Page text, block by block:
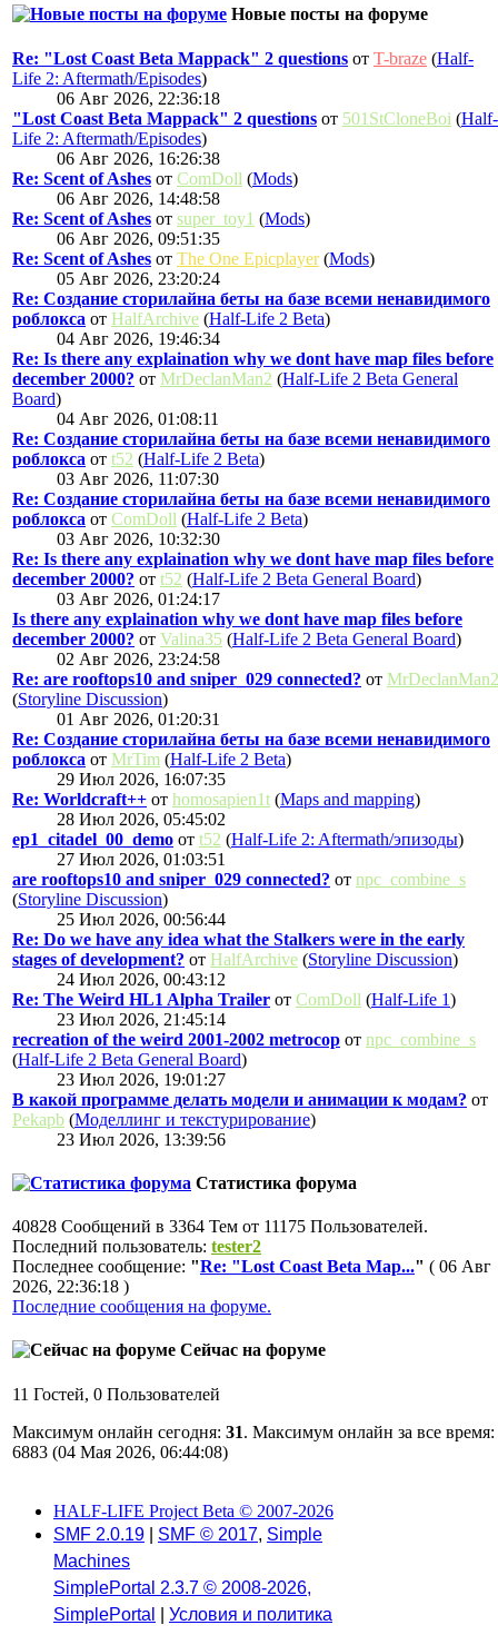
Новые посты на форуме
Re: "Lost Coast Beta Mappack" 2 questions от T-braze (Half-
Life 2: Aftermath/Episodes)
06 Авг 2026, 22:36:18
"Lost Coast Beta Mappack" 2 questions от 501StCloneBoi (Half-
Life 2: Aftermath/Episodes)
06 Авг 2026, 16:26:38
Re: Scent of Ashes от ComDoll (Mods)
06 Авг 2026, 14:48:58
Re: Scent of Ashes от super_toy1 (Mods)
06 Авг 2026, 09:51:35
Re: Scent of Ashes от The One Epicplayer(Mods)
05 Авг 2026, 23:20:24
Re: Создание сторилайна беты на базе всеми ненавидимого
роблокса от HalfArchive (Half-Life 2 Beta)
04 Авг 2026, 19:46:34
Re: Is there any explaination why we dont have map files before
december 2000? от MrDeclanMan2 (Half-Life 2 Beta General
Board)
04 Авг 2026, 01:08:11
Re: Создание сторилайна беты на базе всеми ненавидимого
роблокса от t52 (Half-Life 2 Beta)
03 Авг 2026, 11:07:30
Re: Создание сторилайна беты на базе всеми ненавидимого
роблокса от ComDoll (Half-Life 2 Beta)
03 Авг 2026, 10:32:30
Re: Is there any explaination why we dont have map files before
december 2000? от t52 (Half-Life 2 Beta General Board)
03 Авг 2026, 01:24:17
Is there any explaination why we dont have map files before
december 2000? от Valina35 (Half-Life 2 Beta General Board)
02 Авг 2026, 23:24:58
Re: are rooftops10 and sniper_029 connected? от MrDeclanMan2
(Storyline Discussion)
01 Авг 2026, 01:20:31
Re: Создание сторилайна беты на базе всеми ненавидимого
роблокса от MrTim (Half-Life 2 Beta)
29 Июл 2026, 16:07:35
Re: Worldcraft++ от homosapien1t (Maps and mapping)
28 Июл 2026, 05:45:02
ep1_citadel_00_demo от t52 (Half-Life 2: Aftermath/эпизоды)
27 Июл 2026, 01:03:51
are rooftops10 and sniper_029 connected? от npc_combine_s
(Storyline Discussion)
25 Июл 2026, 00:56:44
Re: Do we have any idea what the Stalkers were in the early
stages of development? от HalfArchive (Storyline Discussion)
24 Июл 2026, 00:43:12
Re: The Weird HL1 Alpha Trailer от ComDoll (Half-Life 1)
23 Июл 2026, 21:45:14
recreation of the weird 2001-2002 metrocop от npc_combine_s
(Half-Life 2 Beta General Board)
23 Июл 2026, 19:01:27
В какой программе делать модели и анимации к модам? от
Pekapb (Моделлинг и текстурирование)
23 Июл 2026, 13:39:56
Статистика форума
40828 Сообщений в 3364 Тем от 11175 Пользователей.
Последний пользователь: tester2
Последнее сообщение: "Re: "Lost Coast Beta Map..." ( 06 Авг
2026, 22:36:18 )
Последние сообщения на форуме.
Сейчас на форуме
11 Гостей, 0 Пользователей
Максимум онлайн сегодня: 31. Максимум онлайн за все время:
6883 (04 Мая 2026, 06:44:08)
HALF-LIFE Project Beta © 2007-2026
SMF 2.0.19
SMF © 2017, Simple
Machines
SimplePortal 2.3.7 © 2008-2026,
SimplePortal
Условия и политика